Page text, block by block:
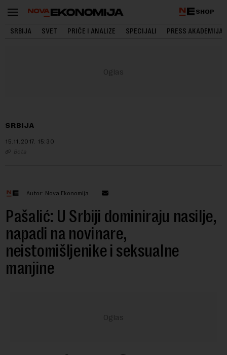
SHOP
SRBIJA SVET PRIČE I ANALIZE SPECIJALI PRESS AKADEMIJA
SRBIJA
15.11.2017. 15:30
Beta
Autor: Nova Ekonomija
Pašalić: U Srbiji dominiraju nasilje,
napadi na novinare,
neistomišljenike i seksualne
manjine